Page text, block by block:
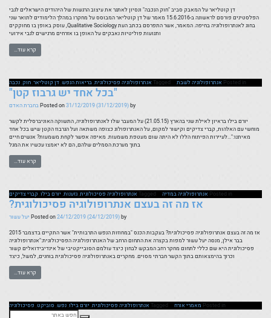
דן קוטליאר על המאבק סביב "חוק הנכבה" ונסיון לאתגר את עיצוב הרגשות של היהודים הישראלים לגבי
הפלסטינים פורסם לראשונה ב-15.6.2016 מאמר של דן קוטליאר המבוסס על מחקרו במהלך הלימודים לתואר שני
בחוג לאנתרופולוגיה בחיפה. המאמר, אשר התפרסם בכתב העת Qualitative Sociology, עוסק באופן בו מחוקקים
ותנועות פוליטיות נאבקים על האופן בו אזרחים מרגישים לגבי אירועי
קרא עוד…
Posted in אנתרופולוגיה לשבת Taggedאנתרופולוגיה פסיכולוגית,בריאות הנפש,דן קוטליאר,חוק,נכבה
"בכל אחד יש גרבוז קטן"
Posted on31/12/2019(31/12/2019)by
בחברת האדם
יורם בילו בראיון לאילת שני בהארץ (21.05.15) על המעבר שלו לאנתרופולוגיה, התשוקה האוניברסלית לקשר
מוחשי עם האלהות, קברי צדיקים וקישור למקום, על האנתרופולוג כצופה משתאה ועל הגרבוז הקטן שיש בכל אחד
מאיתנו:"…לעיירות הפיתוח הללו לא היתה שום מעטפת משמעות. מאיפה אפשר לקחת משמעות? אנשים חיים
בתוך מערכת הסמלים שלהם, הם לא יאמצו עכשיו את המגל
קרא עוד…
Posted in אנתרופולוגיה במדיה Taggedאנתרופולוגיה פסיכולוגית גזענות יורם בילו קברי צדיקים
אז מה זה בעצם אנתרופולוגיה פסיכולוגית?
Posted on24/12/2019(24/12/2019)by
יעל עשור
אז מה זה בעצם אנתרופולוגיה פסיכולוגית? בעקבות הכנס "במחוזות הנפש התרבותית" אשר התקיים בדצמבר 2015
בבר אילן, מנסה יעל עשור למפות בקצרה את התחום הרחב של האנתרופולוגיה הפסיכולוגית:"אנתרופולוגיה
פסיכולוגית היא שם כללי לתחום מחקר רחב המבקש לבחון כיצד עולמם הסובייקטיבי של אינדיבידואלים קשור
וכרוך בהימצאותם בתוך הקשר חברתי מסוים. מחקרים באנתרופולוגיה פסיכולוגית בוחנים, למשל, כיצד
קרא עוד…
Posted in מאמרי אורח Taggedאנתרופולוגיה פסיכולוגית יורם בילו נפש סוביקט פסיכולוגיה